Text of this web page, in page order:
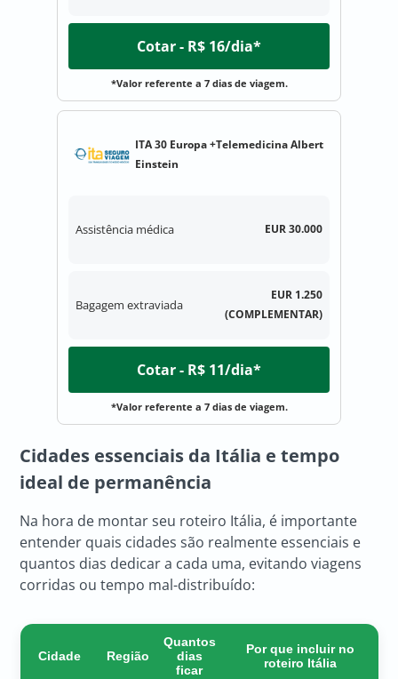
Cotar - R$ 16/dia*
*Valor referente a 7 dias de viagem.
ITA 30 Europa +Telemedicina Albert
Einstein
Assistência médica EUR 30.000
Bagagem extraviada
EUR 1.250
(COMPLEMENTAR)
Cotar - R$ 11/dia*
*Valor referente a 7 dias de viagem.
Cidades essenciais da Itália e tempo
ideal de permanência
Na hora de montar seu roteiro Itália, é importante
entender quais cidades são realmente essenciais e
quantos dias dedicar a cada uma, evitando viagens
corridas ou tempo mal-distribuído:
Cidade Região
Quantos
dias
ficar
Por que incluir no
roteiro Itália